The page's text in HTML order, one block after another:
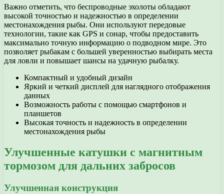
Важно отметить, что беспроводные эхолоты обладают
высокой точностью и надежностью в определении
местонахождения рыбы. Они используют передовые
технологии, такие как GPS и сонар, чтобы предоставить
максимально точную информацию о подводном мире. Это
позволяет рыбакам с большей уверенностью выбирать места
для ловли и повышает шансы на удачную рыбалку.
Компактный и удобный дизайн
Яркий и четкий дисплей для наглядного отображения
данных
Возможность работы с помощью смартфонов и
планшетов
Высокая точность и надежность в определении
местонахождения рыбы
Улучшенные катушки с магнитным
тормозом для дальних забросов
Улучшенная конструкция